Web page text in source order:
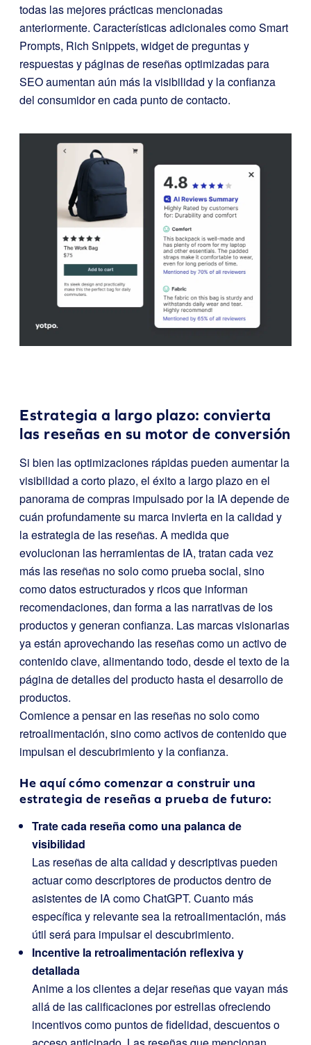
todas las mejores prácticas mencionadas
anteriormente. Características adicionales como Smart
Prompts, Rich Snippets, widget de preguntas y
respuestas y páginas de reseñas optimizadas para
SEO aumentan aún más la visibilidad y la confianza
del consumidor en cada punto de contacto.
Estrategia a largo plazo: convierta
las reseñas en su motor de conversión
Si bien las optimizaciones rápidas pueden aumentar la
visibilidad a corto plazo, el éxito a largo plazo en el
panorama de compras impulsado por la IA depende de
cuán profundamente su marca invierta en la calidad y
la estrategia de las reseñas. A medida que
evolucionan las herramientas de IA, tratan cada vez
más las reseñas no solo como prueba social, sino
como datos estructurados y ricos que informan
recomendaciones, dan forma a las narrativas de los
productos y generan confianza. Las marcas visionarias
ya están aprovechando las reseñas como un activo de
contenido clave, alimentando todo, desde el texto de la
página de detalles del producto hasta el desarrollo de
productos.
Comience a pensar en las reseñas no solo como
retroalimentación, sino como activos de contenido que
impulsan el descubrimiento y la confianza.
He aquí cómo comenzar a construir una
estrategia de reseñas a prueba de futuro:
Trate cada reseña como una palanca de
visibilidad
Las reseñas de alta calidad y descriptivas pueden
actuar como descriptores de productos dentro de
asistentes de IA como ChatGPT. Cuanto más
específica y relevante sea la retroalimentación, más
útil será para impulsar el descubrimiento.
Incentive la retroalimentación reflexiva y
detallada
Anime a los clientes a dejar reseñas que vayan más
allá de las calificaciones por estrellas ofreciendo
incentivos como puntos de fidelidad, descuentos o